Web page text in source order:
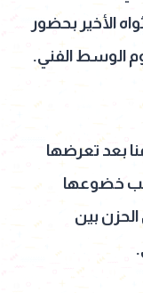
الأخير بحضور
الوسط الفني.
بعد تعرضها
خضوعها
بين